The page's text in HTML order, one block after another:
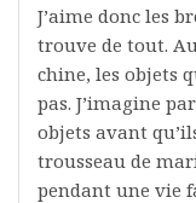
J’aime donc les
trouve de tout.
chine, les objets
pas. J’imagine
objets avant
trousseau de
pendant une vie